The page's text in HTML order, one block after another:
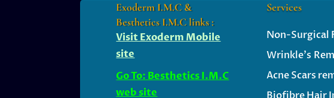
Exoderm I.M.C &
Besthetics I.M.C links :
Visit Exoderm Mobile
site
Go To: Besthetics I.M.C
web site
Services
Non-Surgical
Wrinkle’s
Acne Scars